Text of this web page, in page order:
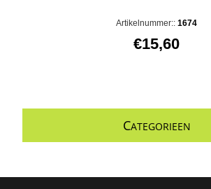
Artikelnummer:: 1674
€15,60
CATEGORIEEN